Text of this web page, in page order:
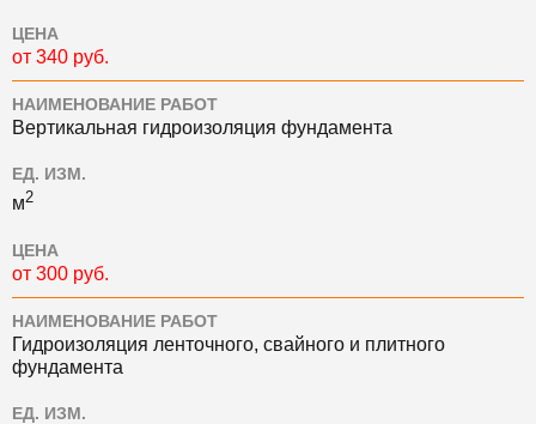
ЦЕНА
от 340 руб.
НАИМЕНОВАНИЕ РАБОТ
Вертикальная гидроизоляция фундамента
ЕД. ИЗМ.
м2
ЦЕНА
от 300 руб.
НАИМЕНОВАНИЕ РАБОТ
Гидроизоляция ленточного, свайного и плитного
фундамента
ЕД. ИЗМ.